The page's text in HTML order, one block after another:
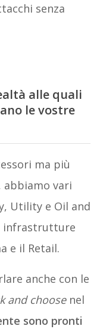
senza
alle quali
le vostre
ma più
abbiamo vari
Utility e Oil and
infrastrutture
e il Retail.
anche con le
and choose nel
sono pronti